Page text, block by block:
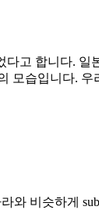
고 합니다.
습입니다.
와 비슷하게